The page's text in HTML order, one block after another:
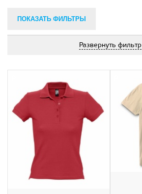
ПОКАЗАТЬ ФИЛЬТРЫ
Развернуть фильтр